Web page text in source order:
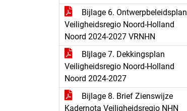
Bijlage 6. Ontwerpbeleidsplan
Veiligheidsregio Noord-Holland
Noord 2024-2027 VRNHN
BIjlage 7. Dekkingsplan
Veiligheidsregio Noord-Holland
Noord 2024-2027
Bijlage 8. Brief Zienswijze
Kadernota Veiligheidsregio NHN